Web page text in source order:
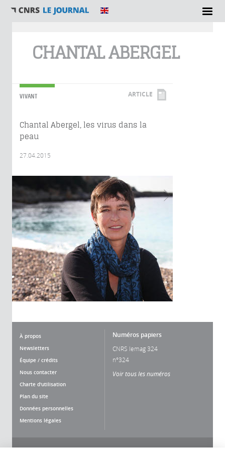
CHANTAL ABERGEL
VIVANT ARTICLE
Chantal Abergel, les virus dans la
peau
27.04.2015
À propos
Newsletters
Équipe / crédits
Nous contacter
Charte d'utilisation
Plan du site
Données personnelles
Mentions légales
Numéros papiers
CNRS lemag 324
n°324
Voir tous les numéros